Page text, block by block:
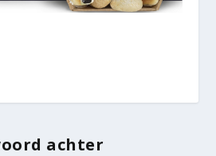
achter